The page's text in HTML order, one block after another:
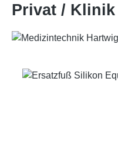
Privat / Klinik
Bildergalerie